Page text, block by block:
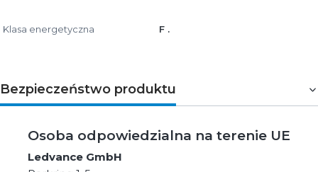
Klasa energetyczna F .
Bezpieczeństwo produktu
Osoba odpowiedzialna na terenie UE
Ledvance GmbH